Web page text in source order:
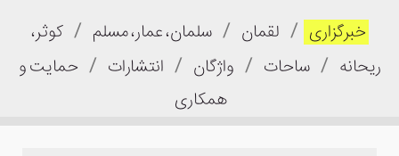
خبرگزاری / لقمان / سلمان، عمار، مسلم / کوثر،
ریحانه / ساحات / واژگان / انتشارات / حمایت و
همکاری